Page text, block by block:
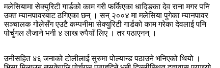
मलेसियामा सेक्युरिटी गार्डको काम गरी फर्किएका धादिङका देव राना मगर पनि
उक्त म्यानपावरबाट ठगिएका छन् । सन् २००४ मा मलेसिया पुगेका म्यानपावर
सञ्‍चालक गोलेसँग एउटै कम्पनीमा सेक्युरिटी गार्डको काम गरेका देवलाई पनि
पोर्चुगल लैजाने भनी ४ लाख रुपैयाँ लिए । तर पठाएनन् ।
उनीसहित ४६ जनाको टोलीलाई सुरुमा पोल्यान्ड पठाउने भनिएको थियो ।